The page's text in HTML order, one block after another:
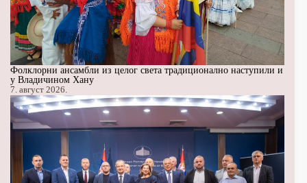
Фолклорни ансамбли из целог света традиционално наступили и
у Владичином Хану
7. август 2026.